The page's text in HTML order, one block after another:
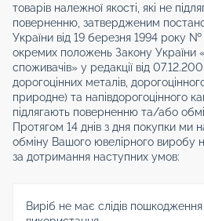
товарів належної якості, які не
поверненню, затвердженим
України від 19 березня 1994 року
окремих положень Закону України
споживачів» у редакції від
дорогоцінних металів,
природне) та напівдорогоцінного
підлягають поверненню та/або
Протягом 14 днів з дня покупки ми
обміну Вашого ювелірного виробу
за дотримання наступних умов:
Виріб не має слідів пошкодження